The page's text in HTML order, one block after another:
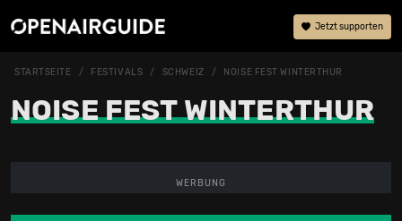
Jetzt supporten
STARTSEITE FESTIVALS SCHWEIZ NOISE FEST WINTERTHUR
NOISE FEST WINTERTHUR
WERBUNG